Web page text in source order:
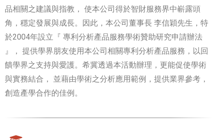
品相關之建議與指教， 使本公司得於智財服務界中嶄露頭
角，穩定發展與成長。因此，本公司董事長 李信穎先生，特
於2004年設立『 專利分析產品服務學術贊助研究申請辦法
』， 提供學界朋友使用本公司相關專利分析產品服務，以回
饋學界之支持與愛護。希冀透過本活動辦理，更能促使學術
與實務結合， 並藉由學術之分析應用範例，提供業界參考，
創造產學合作的佳例。